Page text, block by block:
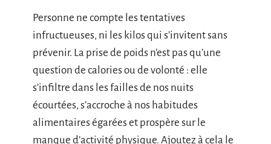
Personne ne compte les tentatives
infructueuses, ni les kilos qui s’invitent sans
prévenir. La prise de poids n’est pas qu’une
question de calories ou de volonté : elle
s’infiltre dans les failles de nos nuits
écourtées, s’accroche à nos habitudes
alimentaires égarées et prospère sur le
manque d’activité physique. Ajoutez à cela le